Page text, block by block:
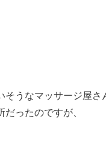
そうなマッサージ屋さ
だったのですが、